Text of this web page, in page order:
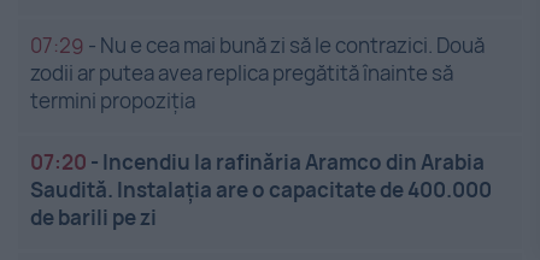
07:29 - Nu e cea mai bună zi să le contrazici. Două
zodii ar putea avea replica pregătită înainte să
termini propoziția
07:20 - Incendiu la rafinăria Aramco din Arabia
Saudită. Instalația are o capacitate de 400.000
de barili pe zi